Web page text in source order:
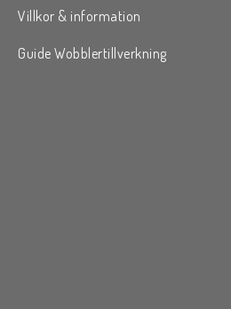
Villkor & information
Guide Wobblertillverkning